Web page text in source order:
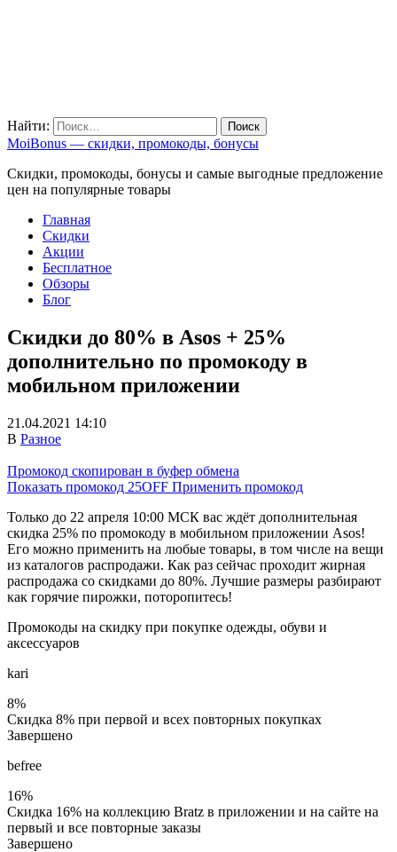
Найти:
MoiBonus — скидки, промокоды, бонусы
Скидки, промокоды, бонусы и самые выгодные предложение
цен на популярные товары
Главная
Скидки
Акции
Бесплатное
Обзоры
Блог
Скидки до 80% в Asos + 25%
дополнительно по промокоду в
мобильном приложении
21.04.2021 14:10
В Разное
Промокод скопирован в буфер обмена
Показать промокод 25OFF Применить промокод
Только до 22 апреля 10:00 МСК вас ждёт дополнительная
скидка 25% по промокоду в мобильном приложении Asos!
Его можно применить на любые товары, в том числе на вещи
из каталогов распродажи. Как раз сейчас проходит жирная
распродажа со скидками до 80%. Лучшие размеры разбирают
как горячие пирожки, поторопитесь!
Промокоды на скидку при покупке одежды, обуви и
аксессуаров
kari
8%
Скидка 8% при первой и всех повторных покупках
Завершено
befree
16%
Скидка 16% на коллекцию Bratz в приложении и на сайте на
первый и все повторные заказы
Завершено